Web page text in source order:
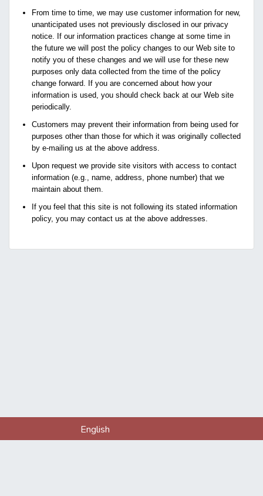
From time to time, we may use customer information for new,
unanticipated uses not previously disclosed in our privacy
notice. If our information practices change at some time in
the future we will post the policy changes to our Web site to
notify you of these changes and we will use for these new
purposes only data collected from the time of the policy
change forward. If you are concerned about how your
information is used, you should check back at our Web site
periodically.
Customers may prevent their information from being used for
purposes other than those for which it was originally collected
by e-mailing us at the above address.
Upon request we provide site visitors with access to contact
information (e.g., name, address, phone number) that we
maintain about them.
If you feel that this site is not following its stated information
policy, you may contact us at the above addresses.
English